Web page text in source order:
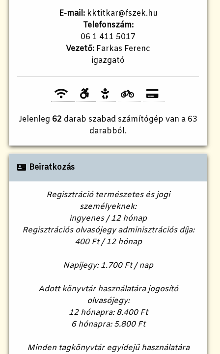
E-mail:kktitkar@fszek.hu
Telefonszám:
06 1 411 5017
Vezető: Farkas Ferenc
igazgató
Jelenleg 62 darab szabad számítógép van a 63
darabból.
Beiratkozás
Regisztráció természetes és jogi
személyeknek:
ingyenes / 12 hónap
Regisztrációs olvasójegy adminisztrációs díja:
400 Ft / 12 hónap
Napijegy: 1.700 Ft / nap
Adott könyvtár használatára jogosító
olvasójegy:
12 hónapra: 8.400 Ft
6 hónapra: 5.800 Ft
Minden tagkönyvtár egyidejű használatára